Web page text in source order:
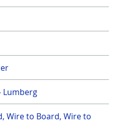
Lumberg
Wire to Board, Wire to